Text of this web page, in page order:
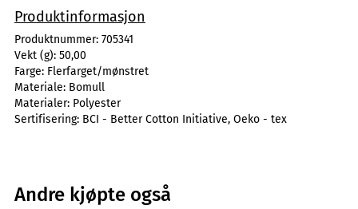
Produktinformasjon
Produktnummer: 705341
Vekt (g): 50,00
Farge: Flerfarget/mønstret
Materiale: Bomull
Materialer: Polyester
Sertifisering: BCI - Better Cotton Initiative, Oeko - tex
Andre kjøpte også